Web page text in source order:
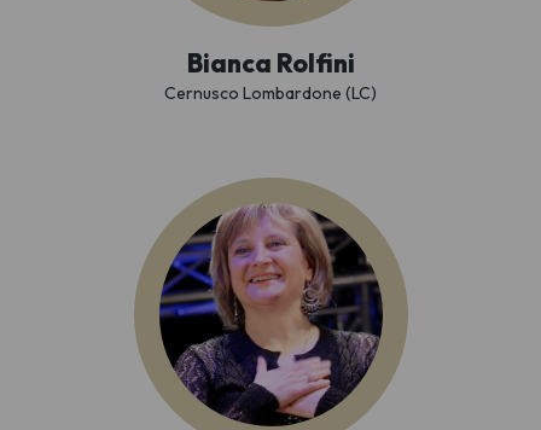
Bianca Rolfini
Cernusco Lombardone (LC)